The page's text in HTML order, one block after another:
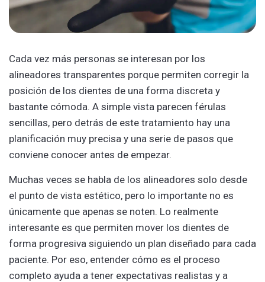
Cada vez más personas se interesan por los
alineadores transparentes porque permiten corregir la
posición de los dientes de una forma discreta y
bastante cómoda. A simple vista parecen férulas
sencillas, pero detrás de este tratamiento hay una
planificación muy precisa y una serie de pasos que
conviene conocer antes de empezar.
Muchas veces se habla de los alineadores solo desde
el punto de vista estético, pero lo importante no es
únicamente que apenas se noten. Lo realmente
interesante es que permiten mover los dientes de
forma progresiva siguiendo un plan diseñado para cada
paciente. Por eso, entender cómo es el proceso
completo ayuda a tener expectativas realistas y a